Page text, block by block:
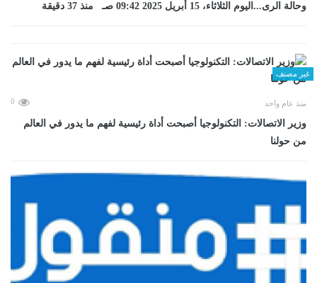
وحالة الرى...اليوم الثلاثاء، 15 أبريل 2025 09:42 صـ منذ 37 دقيقة
غير مصنف
منذ عام واحد 0
وزير الاتصالات: التكنولوجيا أصبحت أداة رئيسية لفهم ما يدور في العالم
من حولنا